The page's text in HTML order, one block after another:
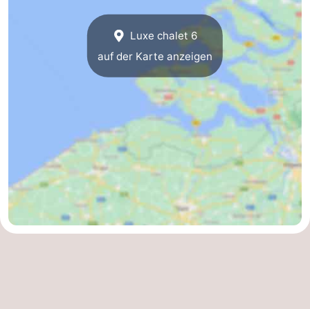
Vlaanderen
Nieuwvliet
Breskens
-
Luxe chalet 6
auf der Karte anzeigen